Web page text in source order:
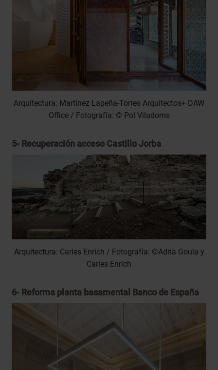
Arquitectura: Martínez Lapeña-Torres Arquitectos+ DAW
Office / Fotografía: © Pol Viladoms
5- Recuperación acceso Castillo Jorba
Arquitectura: Carles Enrich / Fotografía: ©Adrià Goula y
Carles Enrich
6- Reforma planta basamental Banco de España